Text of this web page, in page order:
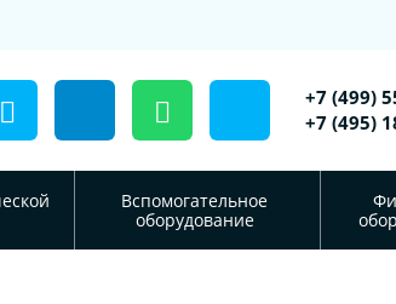
+7 (499)
+7 (495)
Вспомогательное
оборудование